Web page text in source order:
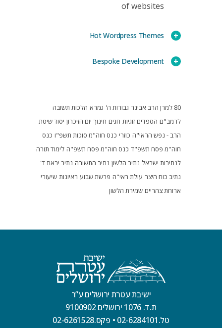
of websites
Hot Wordpress Themes
Bespoke Development
80 למרן הרב אבינר גבורות ה' גמרא הלכות תשובה
לרמב"ם הספדים זוגיות חגים חינוך יום הזיכרון יסוד שיטת
הרב - נפש הראי"ה כוזרי כנס חוה"מ סוכות תשפ"ו כנס
חוה"מ פסח תשפ"ד כנס חוה"מ פסח תשפ"ה לימוד תורה
לנתיבות ישראל נתיב הלשון נתיב התשובה נתיב יראת ד'
נתיב כוח היצר עולת ראי"ה פרשת שבוע ראיונות שיעורי
ארוחת צהריים שמירת הלשון
ישיבת עטרת ירושלים ע”ר
ת.ד. 1076 ירושלים 9100902
טל.02-6284101
• פקס.02-6261528